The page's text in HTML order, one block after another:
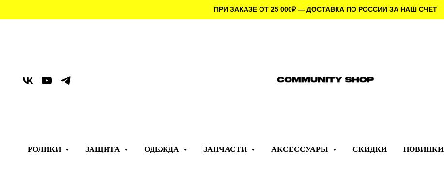
ПРИ ЗАКАЗЕ ОТ 25 000₽— ДОСТАВКА ПО РОССИИ ЗА НАШ СЧЕТ
РОЛИКИ ЗАЩИТА ОДЕЖДА ЗАПЧАСТИ АКСЕССУАРЫ СКИДКИ НОВИНКИ